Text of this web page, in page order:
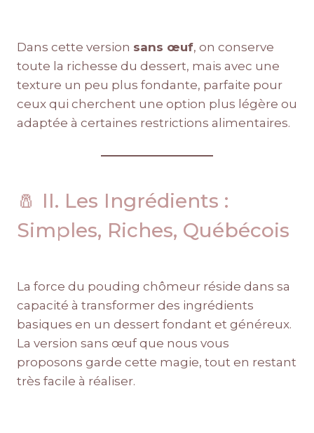
Dans cette version sans œuf, on conserve
toute la richesse du dessert, mais avec une
texture un peu plus fondante, parfaite pour
ceux qui cherchent une option plus légère ou
adaptée à certaines restrictions alimentaires.
🧂 II. Les Ingrédients :
Simples, Riches, Québécois
La force du pouding chômeur réside dans sa
capacité à transformer des ingrédients
basiques en un dessert fondant et généreux.
La version sans œuf que nous vous
proposons garde cette magie, tout en restant
très facile à réaliser.